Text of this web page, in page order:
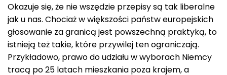
Okazuje się, że nie wszędzie przepisy są tak liberalne
jak u nas. Chociaż w większości państw europejskich
głosowanie za granicą jest powszechną praktyką, to
istnieją też takie, które przywilej ten ograniczają.
Przykładowo, prawo do udziału w wyborach Niemcy
tracą po 25 latach mieszkania poza krajem, a